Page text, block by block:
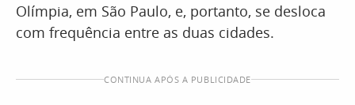
Olímpia, em São Paulo, e, portanto, se desloca
com frequência entre as duas cidades.
CONTINUA APÓS A PUBLICIDADE